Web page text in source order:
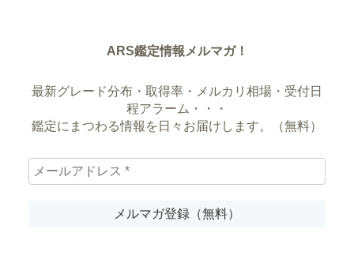
ARS鑑定情報メルマガ！
最新グレード分布・取得率・メルカリ相場・受付日
程アラーム・・・
鑑定にまつわる情報を日々お届けします。（無料）